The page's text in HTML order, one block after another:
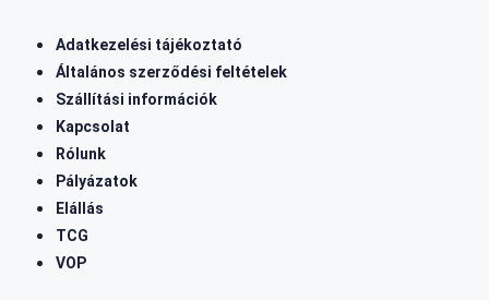
Adatkezelési tájékoztató
Általános szerződési feltételek
Szállítási információk
Kapcsolat
Rólunk
Pályázatok
Elállás
TCG
VOP